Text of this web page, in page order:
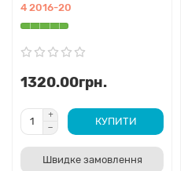
4 2016-20
1320.00грн.
КУПИТИ
Швидке замовлення